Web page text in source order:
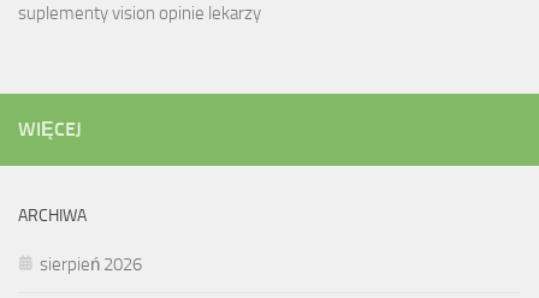
suplementy vision opinie lekarzy
WIĘCEJ
ARCHIWA
sierpień 2026